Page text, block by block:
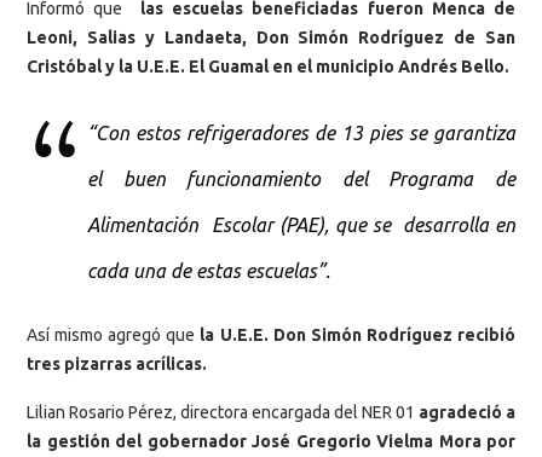
Informó que las escuelas beneficiadas fueron Menca de
Leoni, Salias y Landaeta, Don Simón Rodríguez de San
Cristóbal y la U.E.E. El Guamal en el municipio Andrés Bello.
“Con estos refrigeradores de 13 pies se garantiza
el buen funcionamiento del Programa de
Alimentación Escolar (PAE), que se desarrolla en
cada una de estas escuelas”.
Así mismo agregó que la U.E.E. Don Simón Rodríguez recibió
tres pizarras acrílicas.
Lilian Rosario Pérez, directora encargada del NER 01 agradeció a
la gestión del gobernador José Gregorio Vielma Mora por